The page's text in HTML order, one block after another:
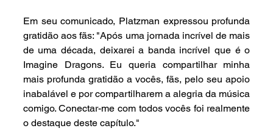
Em seu comunicado, Platzman expressou profunda
gratidão aos fãs: "Após uma jornada incrível de mais
de uma década, deixarei a banda incrível que é o
Imagine Dragons. Eu queria compartilhar minha
mais profunda gratidão a vocês, fãs, pelo seu apoio
inabalável e por compartilharem a alegria da música
comigo. Conectar-me com todos vocês foi realmente
o destaque deste capítulo."